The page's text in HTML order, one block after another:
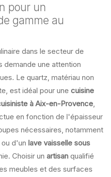
pour un
gamme au
dans le secteur de
demande une attention
Le quartz, matériau non
est idéal pour unecuisine
à Aix-en-Provence,
en fonction de l'épaisseur
nécessaires, notamment
d'un lave vaisselle sous
Choisir unartisan qualifié
meubles et des surfaces